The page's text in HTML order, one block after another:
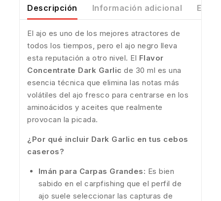
Descripción Información adicional
El ajo es uno de los mejores atractores de
todos los tiempos, pero el ajo negro lleva
esta reputación a otro nivel. El Flavor
Concentrate Dark Garlic de 30 ml es una
esencia técnica que elimina las notas más
volátiles del ajo fresco para centrarse en los
aminoácidos y aceites que realmente
provocan la picada.
¿Por qué incluir Dark Garlic en tus cebos
caseros?
Imán para Carpas Grandes: Es bien
sabido en el carpfishing que el perfil de
ajo suele seleccionar las capturas de